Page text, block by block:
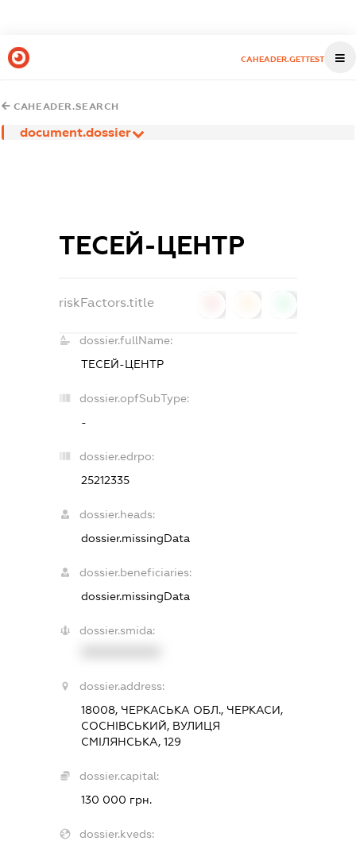
CAHEADER.GETTEST
CAHEADER.SEARCH
document.dossier
ТЕСЕЙ-ЦЕНТР
riskFactors.title
dossier.fullName:
ТЕСЕЙ-ЦЕНТР
dossier.opfSubType:
-
dossier.edrpo:
25212335
dossier.heads:
dossier.missingData
dossier.beneficiaries:
dossier.missingData
dossier.smida:
dossier.address:
18008, ЧЕРКАСЬКА ОБЛ., ЧЕРКАСИ,
СОСНІВСЬКИЙ, ВУЛИЦЯ
СМІЛЯНСЬКА, 129
dossier.capital:
130 000 грн.
dossier.kveds: